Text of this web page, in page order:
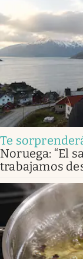
Te
Noruega: “El
trabajamos